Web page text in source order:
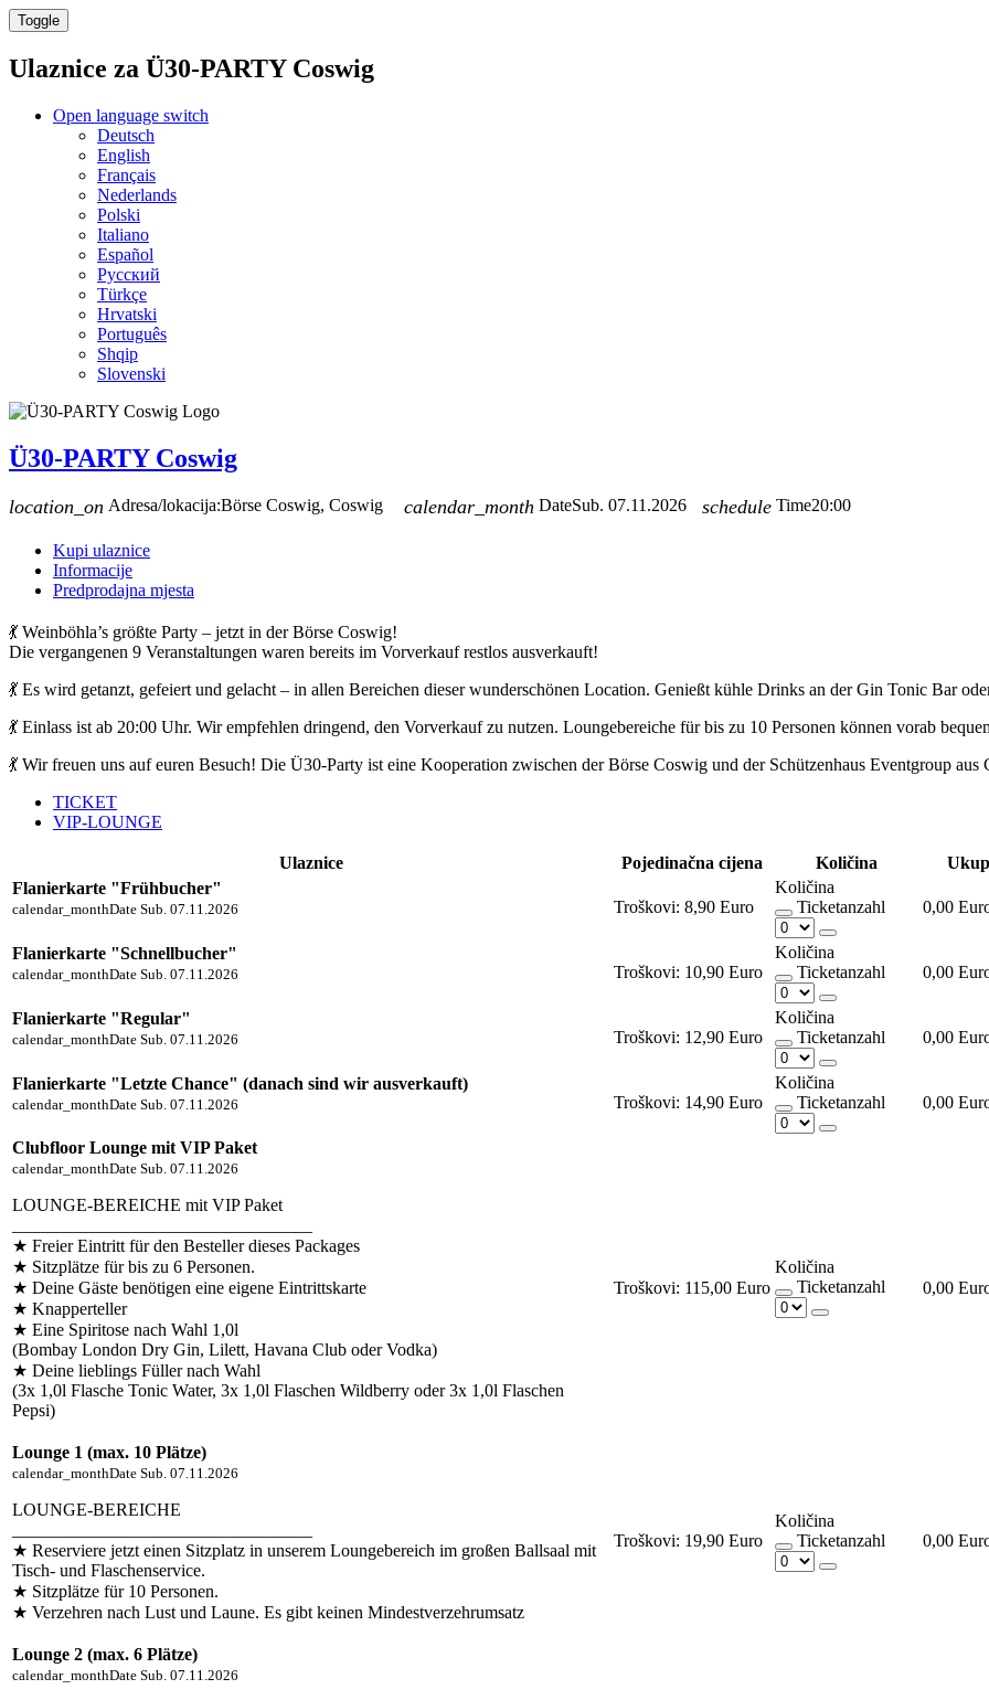
Toggle
Ulaznice za Ü30-PARTY Coswig
Open language switch
Deutsch
English
Français
Nederlands
Polski
Italiano
Español
Русский
Türkçe
Hrvatski
Português
Shqip
Slovenski
Ü30-PARTY Coswig
location_on Adresa/lokacija:Börse Coswig, Coswig calendar_month DateSub. 07.11.2026 schedule Time20:00
Kupi ulaznice
Informacije
Predprodajna mjesta
💃 Weinböhla’s größte Party – jetzt in der Börse Coswig!
Die vergangenen 9 Veranstaltungen waren bereits im Vorverkauf restlos ausverkauft!
💃 Es wird getanzt, gefeiert und gelacht – in allen Bereichen dieser wunderschönen Location. Genießt kühle Drinks an der Gin Tonic Bar
💃 Einlass ist ab 20:00 Uhr. Wir empfehlen dringend, den Vorverkauf zu nutzen. Loungebereiche für bis zu 10 Personen können vorab
💃 Wir freuen uns auf euren Besuch! Die Ü30-Party ist eine Kooperation zwischen der Börse Coswig und der Schützenhaus Eventgroup aus
TICKET
VIP-LOUNGE
Ulaznice Pojedinačna cijena Količina
Flanierkarte "Frühbucher"
calendar_monthDate Sub. 07.11.2026 Troškovi: 8,90 Euro
Količina
Ticketanzahl
0,00
Flanierkarte "Schnellbucher"
calendar_monthDate Sub. 07.11.2026 Troškovi: 10,90 Euro
Količina
Ticketanzahl
0,00
Flanierkarte "Regular"
calendar_monthDate Sub. 07.11.2026 Troškovi: 12,90 Euro
Količina
Ticketanzahl
0,00
Flanierkarte "Letzte Chance" (danach sind wir ausverkauft)
calendar_monthDate Sub. 07.11.2026 Troškovi: 14,90 Euro
Količina
Ticketanzahl
0,00
Clubfloor Lounge mit VIP Paket
calendar_monthDate Sub. 07.11.2026
LOUNGE-BEREICHE mit VIP Paket
★ Freier Eintritt für den Besteller dieses Packages
★ Sitzplätze für bis zu 6 Personen.
★ Deine Gäste benötigen eine eigene Eintrittskarte
★ Knapperteller
★ Eine Spiritose nach Wahl 1,0l
(Bombay London Dry Gin, Lilett, Havana Club oder Vodka)
★ Deine lieblings Füller nach Wahl
(3x 1,0l Flasche Tonic Water, 3x 1,0l Flaschen Wildberry oder 3x 1,0l Flaschen
Pepsi)
Troškovi: 115,00 Euro
Količina
Ticketanzahl
0,00
Lounge 1 (max. 10 Plätze)
calendar_monthDate Sub. 07.11.2026
LOUNGE-BEREICHE
★ Reserviere jetzt einen Sitzplatz in unserem Loungebereich im großen Ballsaal mit
Tisch- und Flaschenservice.
★ Sitzplätze für 10 Personen.
★ Verzehren nach Lust und Laune. Es gibt keinen Mindestverzehrumsatz
Troškovi: 19,90 Euro
Količina
Ticketanzahl
0,00
Lounge 2 (max. 6 Plätze)
calendar_monthDate Sub. 07.11.2026